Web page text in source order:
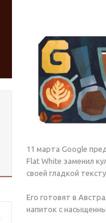
11 марта Google
Flat White заменил
своей гладкой
Его готовят в
напиток с